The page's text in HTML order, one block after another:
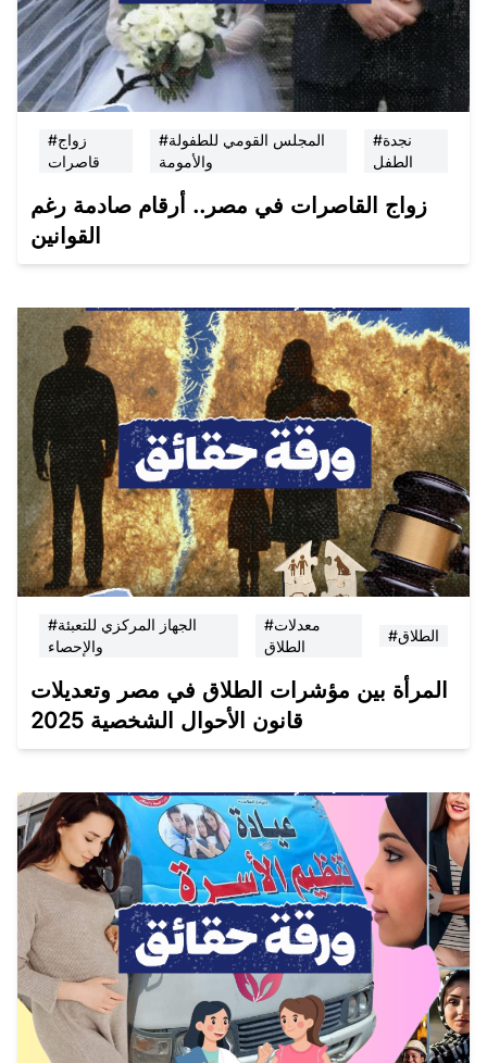
#زواج
قاصرات
#المجلس القومي للطفولة
والأمومة
#نجدة
الطفل
زواج القاصرات في مصر.. أرقام صادمة رغم
القوانين
#الجهاز المركزي للتعبئة
والإحصاء
#معدلات
الطلاق
#الطلاق
المرأة بين مؤشرات الطلاق في مصر وتعديلات
قانون الأحوال الشخصية 2025